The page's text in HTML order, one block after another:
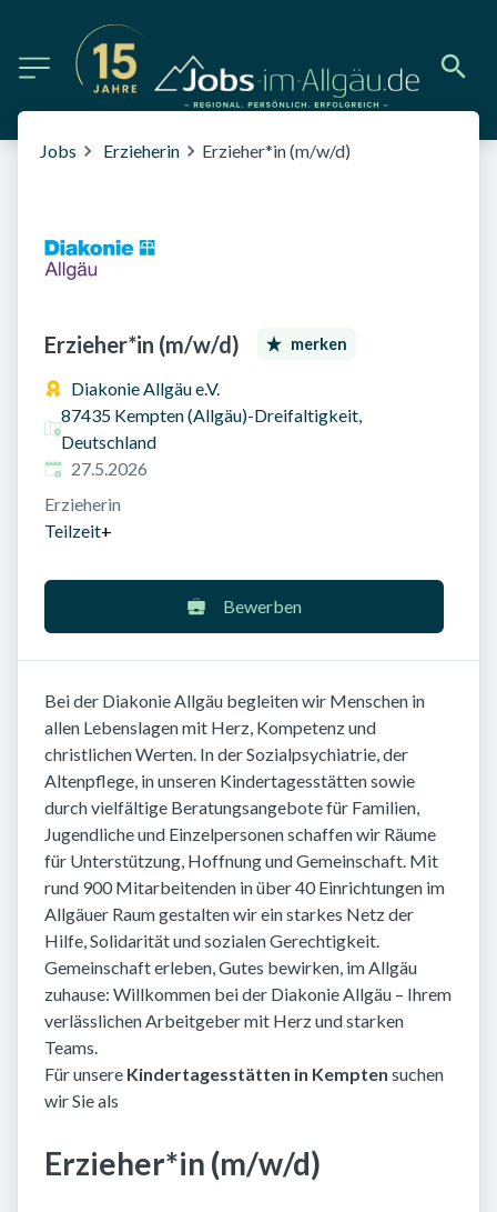
Jobs Erzieherin Erzieher*in (m/w/d)
Erzieher*in (m/w/d) merken
Diakonie Allgäu e.V.
87435 Kempten (Allgäu)-Dreifaltigkeit,
Deutschland
Veröffentlicht am
27.5.2026
Erzieherin
Teilzeit+
Bewerben
Bei der Diakonie Allgäu begleiten wir Menschen in
allen Lebenslagen mit Herz, Kompetenz und
christlichen Werten. In der Sozialpsychiatrie, der
Altenpflege, in unseren Kindertagesstätten sowie
durch vielfältige Beratungsangebote für Familien,
Jugendliche und Einzelpersonen schaffen wir Räume
für Unterstützung, Hoffnung und Gemeinschaft. Mit
rund 900 Mitarbeitenden in über 40 Einrichtungen im
Allgäuer Raum gestalten wir ein starkes Netz der
Hilfe, Solidarität und sozialen Gerechtigkeit.
Gemeinschaft erleben, Gutes bewirken, im Allgäu
zuhause: Willkommen bei der Diakonie Allgäu – Ihrem
verlässlichen Arbeitgeber mit Herz und starken
Teams.
Für unsere Kindertagesstätten in Kempten suchen
wir Sie als
Erzieher*in (m/w/d)